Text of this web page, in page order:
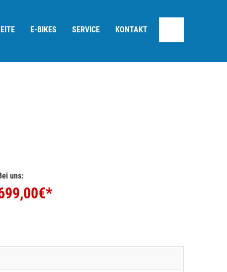
E-BIKES SERVICE KONTAKT
uns:
€*